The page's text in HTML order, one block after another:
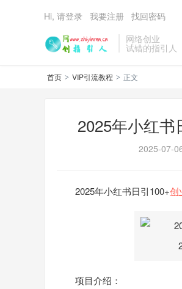
网络创业
试错的指引人
Hi, 请登录 我要注册 找回密码
首页 > VIP引流教程 > 正文
2025年小红书
2025-07-
2025年小红书日引100+创
项目介绍：